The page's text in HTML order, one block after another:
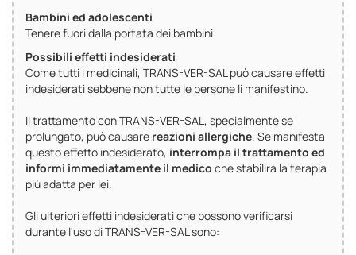
Bambini ed adolescenti
Tenere fuori dalla portata dei bambini
Possibili effetti indesiderati
Come tutti i medicinali, TRANS-VER-SAL può causare effetti
indesiderati sebbene non tutte le persone li manifestino.
Il trattamento con TRANS-VER-SAL, specialmente se
prolungato, può causare reazioni allergiche. Se manifesta
questo effetto indesiderato, interrompa il trattamento ed
informi immediatamente il medico che stabilirà la terapia
più adatta per lei.
Gli ulteriori effetti indesiderati che possono verificarsi
durante l'uso di TRANS-VER-SAL sono: